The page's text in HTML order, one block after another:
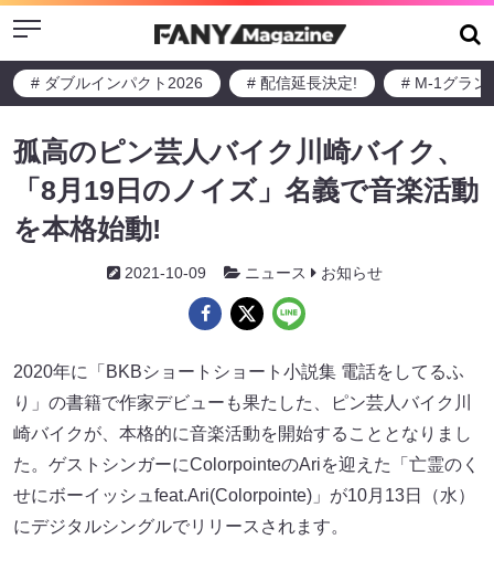
Menu
# ダブルインパクト2026 # 配信延長決定! # M-1グラン
孤高のピン芸人バイク川崎バイク、
「8月19日のノイズ」名義で音楽活動
を本格始動!
2021-10-09 ニュース お知らせ
2020年に「BKBショートショート小説集 電話をしてるふ
り」の書籍で作家デビューも果たした、ピン芸人バイク川
崎バイクが、本格的に音楽活動を開始することとなりまし
た。ゲストシンガーにColorpointeのAriを迎えた「亡霊のく
せにボーイッシュfeat.Ari(Colorpointe)」が10月13日（水）
にデジタルシングルでリリースされます。